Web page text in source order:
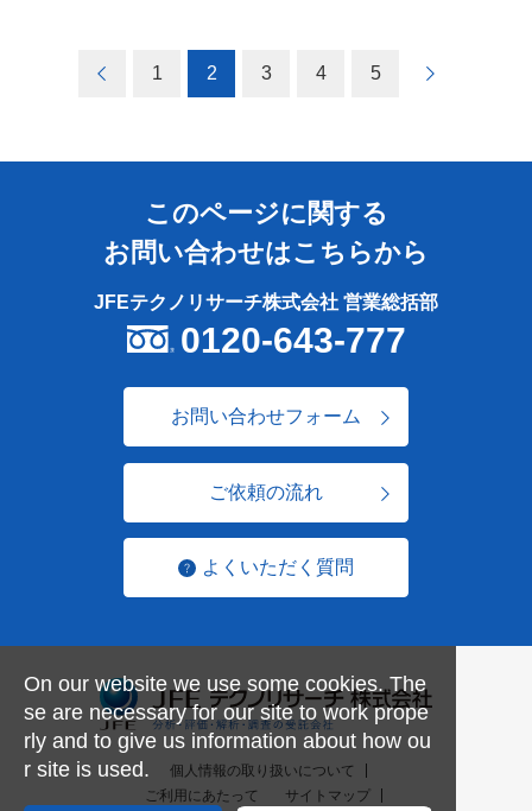
1 2 3 4 5
このページに関する
お問い合わせはこちらから
JFEテクノリサーチ株式会社 営業総括部
0120-643-777
お問い合わせフォーム
ご依頼の流れ
よくいただく質問
個人情報の取り扱いについて
ご利用にあたって
サイトマップ
On our website we use some cookies. The
se are necessary for our site to work prope
rly and to give us information about how ou
r site is used.